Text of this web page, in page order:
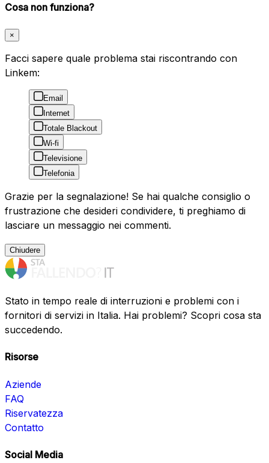
Cosa non funziona?
×
Facci sapere quale problema stai riscontrando con
Linkem:
Email
Internet
Totale Blackout
Wi-fi
Televisione
Telefonia
Grazie per la segnalazione! Se hai qualche consiglio o
frustrazione che desideri condividere, ti preghiamo di
lasciare un messaggio nei commenti.
Chiudere
Stato in tempo reale di interruzioni e problemi con i
fornitori di servizi in Italia. Hai problemi? Scopri cosa sta
succedendo.
Risorse
Aziende
FAQ
Riservatezza
Contatto
Social Media